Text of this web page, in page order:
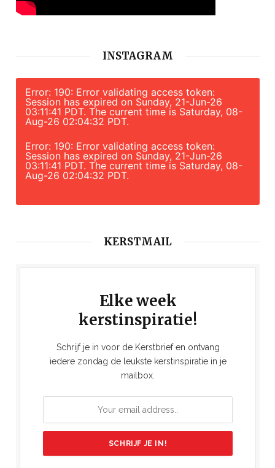
INSTAGRAM
Error: 190: Error validating access token:
Session has expired on Sunday, 21-Jun-26
03:11:41 PDT. The current time is Saturday, 08-
Aug-26 02:04:32 PDT.
Error: 190: Error validating access token:
Session has expired on Sunday, 21-Jun-26
03:11:41 PDT. The current time is Saturday, 08-
Aug-26 02:04:32 PDT.
KERSTMAIL
Elke week
kerstinspiratie!
Schrijf je in voor de Kerstbrief en ontvang
iedere zondag de leukste kerstinspiratie in je
mailbox.